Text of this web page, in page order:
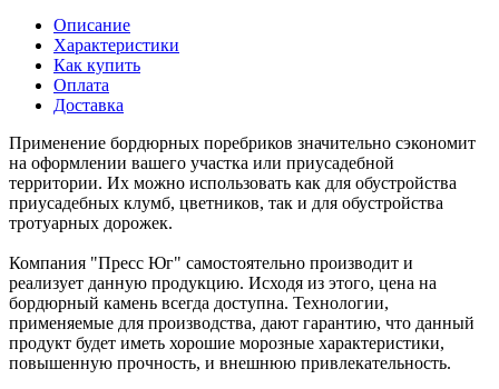
Описание
Характеристики
Как купить
Оплата
Доставка
Применение бордюрных поребриков значительно сэкономит
на оформлении вашего участка или приусадебной
территории. Их можно использовать как для обустройства
приусадебных клумб, цветников, так и для обустройства
тротуарных дорожек.
Компания "Пресс Юг" самостоятельно производит и
реализует данную продукцию. Исходя из этого, цена на
бордюрный камень всегда доступна. Технологии,
применяемые для производства, дают гарантию, что данный
продукт будет иметь хорошие морозные характеристики,
повышенную прочность, и внешнюю привлекательность.